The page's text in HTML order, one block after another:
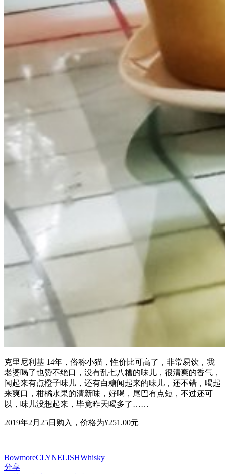
克里尼利基 14年，俗称小猫，性价比可高了，非常易饮，我
老婆喝了也赞不绝口，没有乱七八糟的味儿，很清爽的香气，
闻起来有点橙子味儿，还有白糖闻起来的味儿，还不错，喝起
来爽口，柑橘水果的清新味，好喝，尾巴有点短，不过还可
以，味儿没想起来，毕竟昨天喝多了……
2019年2月25日购入，价格为¥251.00元
BowmoreCLYNELISHWhisky
分享